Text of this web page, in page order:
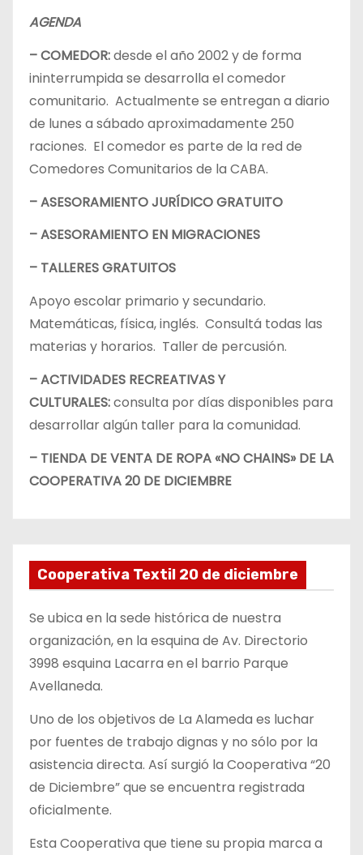
AGENDA
– COMEDOR:desde el año 2002 y de forma
ininterrumpida se desarrolla el comedor
comunitario. Actualmente se entregan a diario
de lunes a sábado aproximadamente 250
raciones. El comedor es parte de la red de
Comedores Comunitarios de la CABA.
– ASESORAMIENTO JURÍDICO GRATUITO
– ASESORAMIENTO EN MIGRACIONES
– TALLERES GRATUITOS
Apoyo escolar primario y secundario.
Matemáticas, física, inglés. Consultá todas las
materias y horarios. Taller de percusión.
– ACTIVIDADES RECREATIVAS Y
CULTURALES:consulta por días disponibles para
desarrollar algún taller para la comunidad.
– TIENDA DE VENTA DE ROPA «NO CHAINS» DE LA
COOPERATIVA 20 DE DICIEMBRE
Cooperativa Textil 20 de diciembre
Se ubica en la sede histórica de nuestra
organización, en la esquina de Av. Directorio
3998 esquina Lacarra en el barrio Parque
Avellaneda.
Uno de los objetivos de La Alameda es luchar
por fuentes de trabajo dignas y no sólo por la
asistencia directa. Así surgió la Cooperativa “20
de Diciembre” que se encuentra registrada
oficialmente.
Esta Cooperativa que tiene su propia marca a